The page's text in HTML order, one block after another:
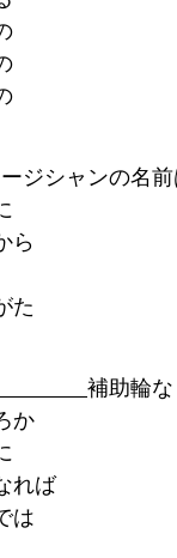
ジシャンの名前
ら
た
補助輪な
か
れば
は